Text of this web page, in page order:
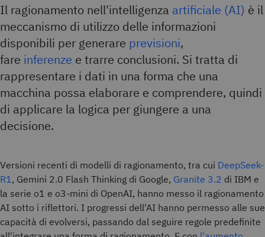
Il ragionamento nell'intelligenza artificiale (AI) è il
meccanismo di utilizzo delle informazioni
disponibili per generare previsioni,
fare inferenze e trarre conclusioni. Si tratta di
rappresentare i dati in una forma che una
macchina possa elaborare e comprendere, quindi
di applicare la logica per giungere a una
decisione.
Versioni recenti di modelli di ragionamento, tra cui DeepSeek-
R1, Gemini 2.0 Flash Thinking di Google, Granite 3.2 di IBM e
la serie o1 e o3-mini di OpenAI, hanno messo il ragionamento
AI sotto i riflettori. I progressi dell'AI hanno permesso alle sue
capacità di evolversi, passando dal seguire regole predefinite